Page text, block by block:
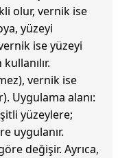
olur, vernik ise
yüzeyi
ise yüzeyi
vernik ise
Uygulama alanı:
yüzeylere;
uygulanır.
değişir. Ayrıca,